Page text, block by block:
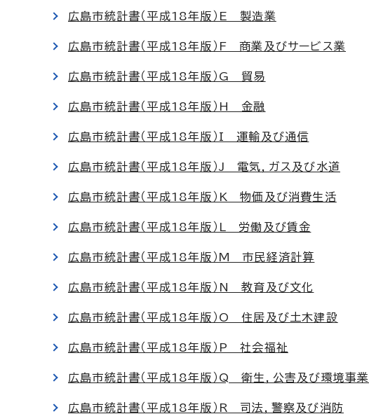
広島市統計書（平成18年版）E 製造業
広島市統計書（平成18年版）F 商業及びサービス業
広島市統計書（平成18年版）G 貿易
広島市統計書（平成18年版）H 金融
広島市統計書（平成18年版）I 運輸及び通信
広島市統計書（平成18年版）J 電気，ガス及び水道
広島市統計書（平成18年版）K 物価及び消費生活
広島市統計書（平成18年版）L 労働及び賃金
広島市統計書（平成18年版）M 市民経済計算
広島市統計書（平成18年版）N 教育及び文化
広島市統計書（平成18年版）O 住居及び土木建設
広島市統計書（平成18年版）P 社会福祉
広島市統計書（平成18年版）Q 衛生，公害及び環境事業
広島市統計書（平成18年版）R 司法，警察及び消防